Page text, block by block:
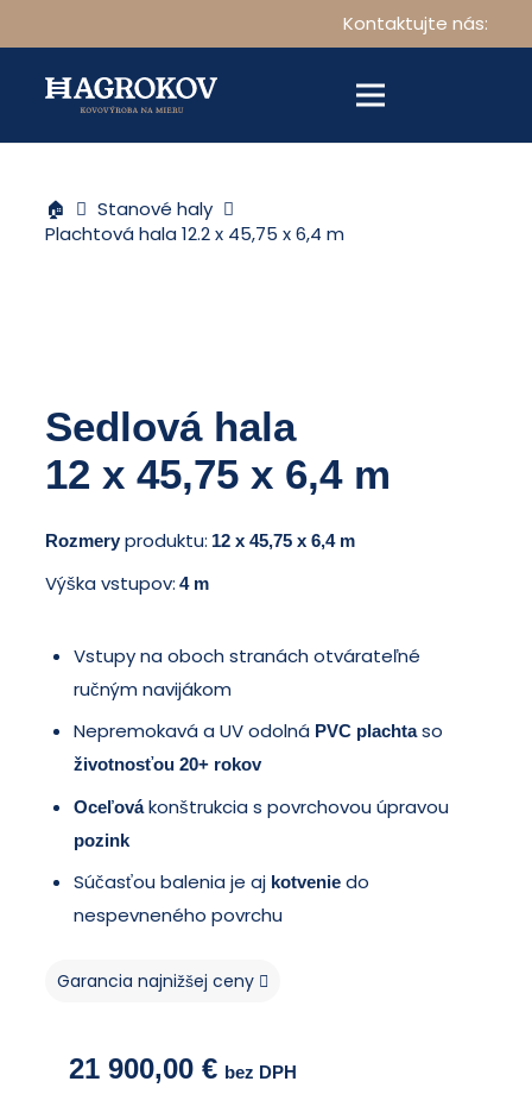
Kontaktujte nás:
🏠
Stanové haly
Plachtová hala 12.2 x 45,75 x 6,4 m
Sedlová hala
12 x 45,75 x 6,4 m
Rozmeryproduktu: 12 x 45,75 x 6,4 m
Výška vstupov: 4 m
Vstupy na oboch stranách otvárateľné
ručným navijákom
Nepremokavá a UV odolná PVC plachtaso
životnosťou 20+ rokov
Oceľovákonštrukcia s povrchovou úpravou
pozink
Súčasťou balenia je aj kotveniedo
nespevneného povrchu
Garancia najnižšej ceny
21 900,00 € bez DPH